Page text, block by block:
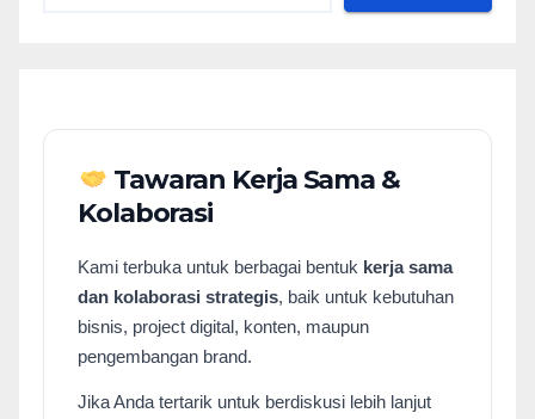
Tawaran Kerja Sama &
Kolaborasi
Kami terbuka untuk berbagai bentuk kerja sama
dan kolaborasi strategis, baik untuk kebutuhan
bisnis, project digital, konten, maupun
pengembangan brand.
Jika Anda tertarik untuk berdiskusi lebih lanjut